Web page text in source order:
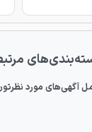
آگهی‌های مورد